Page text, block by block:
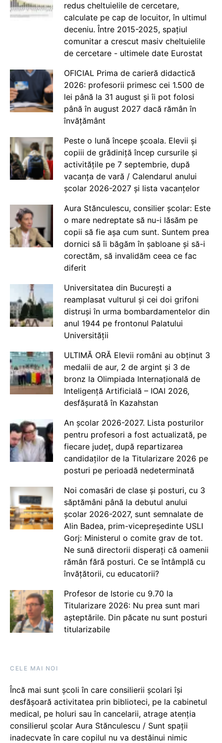
redus cheltuielile de cercetare,
calculate pe cap de locuitor, în ultimul
deceniu. Între 2015-2025, spațiul
comunitar a crescut masiv cheltuielile
de cercetare - ultimele date Eurostat
OFICIAL Prima de carieră didactică
2026: profesorii primesc cei 1.500 de
lei până la 31 august și îi pot folosi
până în august 2027 dacă rămân în
învățământ
Peste o lună începe școala. Elevii și
copiii de grădiniță încep cursurile și
activitățile pe 7 septembrie, după
vacanța de vară / Calendarul anului
școlar 2026-2027 și lista vacanțelor
Aura Stănculescu, consilier școlar: Este
o mare nedreptate să nu-i lăsăm pe
copii să fie așa cum sunt. Suntem prea
dornici să îi băgăm în șabloane și să-i
corectăm, să invalidăm ceea ce fac
diferit
Universitatea din București a
reamplasat vulturul și cei doi grifoni
distruși în urma bombardamentelor din
anul 1944 pe frontonul Palatului
Universității
ULTIMĂ ORĂ Elevii români au obținut 3
medalii de aur, 2 de argint și 3 de
bronz la Olimpiada Internațională de
Inteligență Artificială – IOAI 2026,
desfășurată în Kazahstan
An școlar 2026-2027. Lista posturilor
pentru profesori a fost actualizată, pe
fiecare județ, după repartizarea
candidaților de la Titularizare 2026 pe
posturi pe perioadă nedeterminată
Noi comasări de clase și posturi, cu 3
săptămâni până la debutul anului
școlar 2026-2027, sunt semnalate de
Alin Badea, prim-vicepreședinte USLI
Gorj: Ministerul o comite grav de tot.
Ne sună directorii disperați că oamenii
rămân fără posturi. Ce se întâmplă cu
învățătorii, cu educatorii?
Profesor de Istorie cu 9.70 la
Titularizare 2026: Nu prea sunt mari
așteptările. Din păcate nu sunt posturi
titularizabile
CELE MAI NOI
Încă mai sunt școli în care consilierii școlari își
desfășoară activitatea prin biblioteci, pe la cabinetul
medical, pe holuri sau în cancelarii, atrage atenția
consilierul școlar Aura Stănculescu / Sunt spații
inadecvate în care copilul nu va destăinui nimic